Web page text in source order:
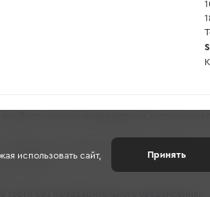
наличии повреждений, истории
информации, предоставленной продавцом.
в торгах.
без предварительного уведомления.
использовать сайт,
Принять